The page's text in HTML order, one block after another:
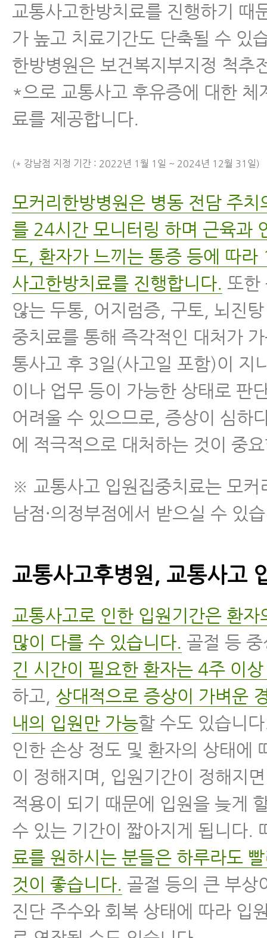
교통사고한방치료를 진행하기 때
가 높고 치료기간도 단축될 수 있
한방병원은 보건복지부지정 척추
*으로 교통사고 후유증에 대한 체
료를 제공합니다.
(* 강남점 지정 기간 : 2022년 1월 1일 ~ 2024년 12월 31일)
모커리한방병원은 병동 전담 주치
를 24시간 모니터링 하며 근육과
도, 환자가 느끼는 통증 등에 따라
사고한방치료를 진행합니다. 또한
않는 두통, 어지럼증, 구토, 뇌진
중치료를 통해 즉각적인 대처가
통사고 후 3일(사고일 포함)이 지
이나 업무 등이 가능한 상태로 판
어려울 수 있으므로, 증상이 심하
에 적극적으로 대처하는 것이 중
※ 교통사고 입원집중치료는 모커
남점·의정부점에서 받으실 수 있
교통사고후병원, 교통사고
교통사고로 인한 입원기간은 환자
많이 다를 수 있습니다. 골절 등
긴 시간이 필요한 환자는 4주 이
하고, 상대적으로 증상이 가벼운
내의 입원만 가능할 수도 있습니
인한 손상 정도 및 환자의 상태에
이 정해지며, 입원기간이 정해지
적용이 되기 때문에 입원을 늦게
수 있는 기간이 짧아지게 됩니다.
료를 원하시는 분들은 하루라도
것이 좋습니다. 골절 등의 큰 부상
진단 주수와 회복 상태에 따라 입